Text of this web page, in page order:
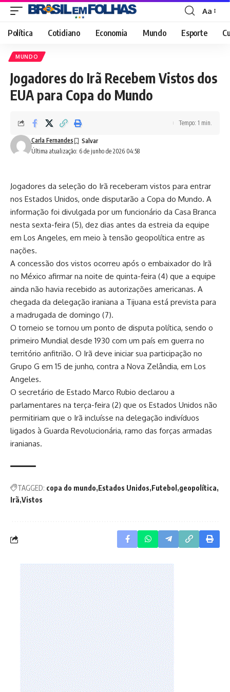
Font
Resizer
Aa
Política Cotidiano Economia Mundo Esporte
MUNDO
Jogadores do Irã Recebem Vistos dos
EUA para Copa do Mundo
Última atualização: 6 de junho de 2026 04:58
Carla Fernandes
Tempo: 1 min.
Jogadores da seleção do Irã receberam vistos para entrar
nos Estados Unidos, onde disputarão a Copa do Mundo. A
informação foi divulgada por um funcionário da Casa Branca
nesta sexta-feira (5), dez dias antes da estreia da equipe
em Los Angeles, em meio à tensão geopolítica entre as
nações.
A concessão dos vistos ocorreu após o embaixador do Irã
no México afirmar na noite de quinta-feira (4) que a equipe
ainda não havia recebido as autorizações americanas. A
chegada da delegação iraniana a Tijuana está prevista para
a madrugada de domingo (7).
O torneio se tornou um ponto de disputa política, sendo o
primeiro Mundial desde 1930 com um país em guerra no
território anfitrião. O Irã deve iniciar sua participação no
Grupo G em 15 de junho, contra a Nova Zelândia, em Los
Angeles.
O secretário de Estado Marco Rubio declarou a
parlamentares na terça-feira (2) que os Estados Unidos não
permitiriam que o Irã incluísse na delegação indivíduos
ligados à Guarda Revolucionária, ramo das forças armadas
iranianas.
TAGGED: copa do mundo Estados Unidos Futebol geopolítica
Irã Vistos